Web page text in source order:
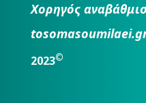
Χορηγός
2023©